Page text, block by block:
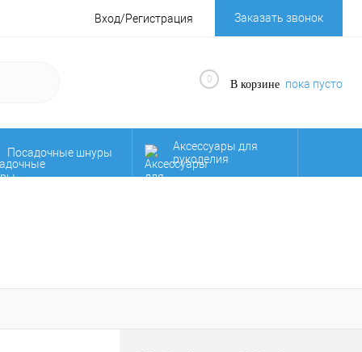
Вход/Регистрация Заказать звонок
0 В корзине пока пусто
Посадочные шнуры
Аксессуары для
рукоделия